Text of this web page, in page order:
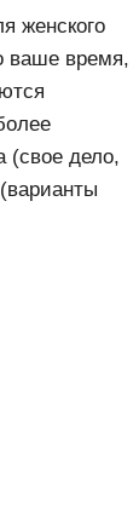
женского
ваше время,
(свое дело,